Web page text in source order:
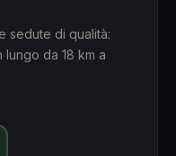
sedute di qualità:
da 18 km a